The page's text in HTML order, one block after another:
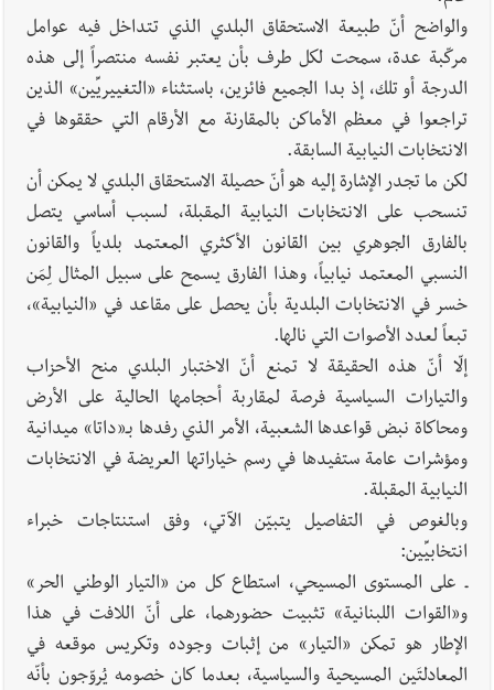
المعاناة التي تمزق القلوب والضمائر؟
أخبار العالم
الرئيس الأميركي ترامب يحذّر إيران من ضربة قوية...
وإعلام إيراني: الاتّفاق مع عُمان مؤجّل ما دامت التهديدات مستمرّة
أخبار صيدا
بلدية صيدا تهنئ نادي الأهلي صيدا بإحرازه بطولة لبنان
بكرة الطاولة للرجال للعام الرابع على التوالي
والواضح أنّ طبيعة الاستحقاق البلدي الذي تتداخل فيه عوامل
مركّبة عدة، سمحت لكل طرف بأن يعتبر نفسه منتصراً إلى هذه
الدرجة أو تلك، إذ بدا الجميع فائزين، باستثناء «التغييريِّين» الذين
تراجعوا في معظم الأماكن بالمقارنة مع الأرقام التي حققوها في
الانتخابات النيابية السابقة.
لكن ما تجدر الإشارة إليه هو أنّ حصيلة الاستحقاق البلدي لا يمكن أن
تنسحب على الانتخابات النيابية المقبلة، لسبب أساسي يتصل
بالفارق الجوهري بين القانون الأكثري المعتمد بلدياً والقانون
النسبي المعتمد نيابياً، وهذا الفارق يسمح على سبيل المثال لِمَن
خسر في الانتخابات البلدية بأن يحصل على مقاعد في «النيابية»،
تبعاً لعدد الأصوات التي نالها.
إلّا أنّ هذه الحقيقة لا تمنع أنّ الاختبار البلدي منح الأحزاب
والتيارات السياسية فرصة لمقاربة أحجامها الحالية على الأرض
ومحاكاة نبض قواعدها الشعبية، الأمر الذي رفدها بـ«داتا» ميدانية
ومؤشرات عامة ستفيدها في رسم خياراتها العريضة في الانتخابات
النيابية المقبلة.
وبالغوص في التفاصيل يتبيّن الآتي، وفق استنتاجات خبراء
انتخابيِّين:
ـ على المستوى المسيحي، استطاع كل من «التيار الوطني الحر»
و«القوات اللبنانية» تثبيت حضورهما، على أنّ اللافت في هذا
الإطار هو تمكن «التيار» من إثبات وجوده وتكريس موقعه في
المعادلتَين المسيحية والسياسية، بعدما كان خصومه يُروّجون بأنّه